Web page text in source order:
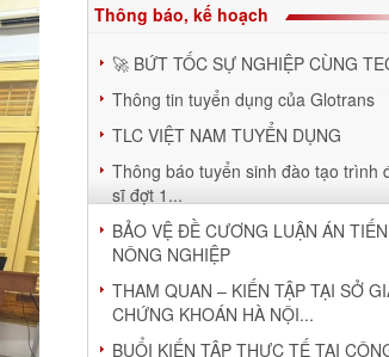
Thông báo, kế hoạch
🚀 BỨT TỐC SỰ NGHIỆP CÙNG
Thông tin tuyển dụng của Glotrans
TLC VIỆT NAM TUYỂN DỤNG
Thông báo tuyển sinh đào tạo trình
sĩ đợt 1...
BẢO VỆ ĐỀ CƯƠNG LUẬN ÁN
NÔNG NGHIỆP
THAM QUAN – KIẾN TẬP TẠI SỞ
CHỨNG KHOÁN HÀ NỘI...
BUỔI KIẾN TẬP THỰC TẾ TẠI